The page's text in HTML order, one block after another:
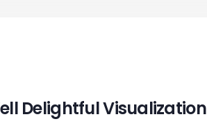
Delightful Visualization